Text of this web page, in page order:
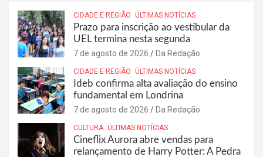
CIDADE E REGIÃO ÚLTIMAS NOTÍCIAS
Prazo para inscrição ao vestibular da
UEL termina nesta segunda
7 de agosto de 2026 Da Redação
CIDADE E REGIÃO ÚLTIMAS NOTÍCIAS
Ideb confirma alta avaliação do ensino
fundamental em Londrina
7 de agosto de 2026 Da Redação
CULTURA ÚLTIMAS NOTÍCIAS
Cineflix Aurora abre vendas para
relançamento de Harry Potter: A Pedra